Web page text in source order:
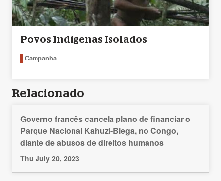
Povos Indígenas Isolados
Campanha
Relacionado
Governo francês cancela plano de financiar o
Parque Nacional Kahuzi-Biega, no Congo,
diante de abusos de direitos humanos
Thu July 20, 2023